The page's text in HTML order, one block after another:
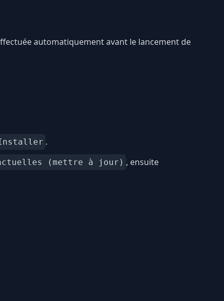
automatiquement avant le lancement de
.
(mettre à jour) , ensuite